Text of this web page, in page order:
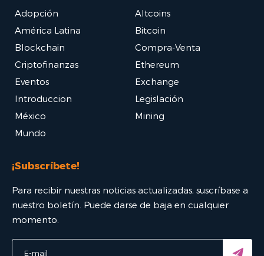
Adopción
Altcoins
América Latina
Bitcoin
Blockchain
Compra-Venta
Criptofinanzas
Ethereum
Eventos
Exchange
Introduccion
Legislación
México
Mining
Mundo
¡Subscríbete!
Para recibir nuestras noticias actualizadas, suscríbase a
nuestro boletín. Puede darse de baja en cualquier
momento.